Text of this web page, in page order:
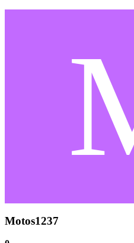
Motos1237